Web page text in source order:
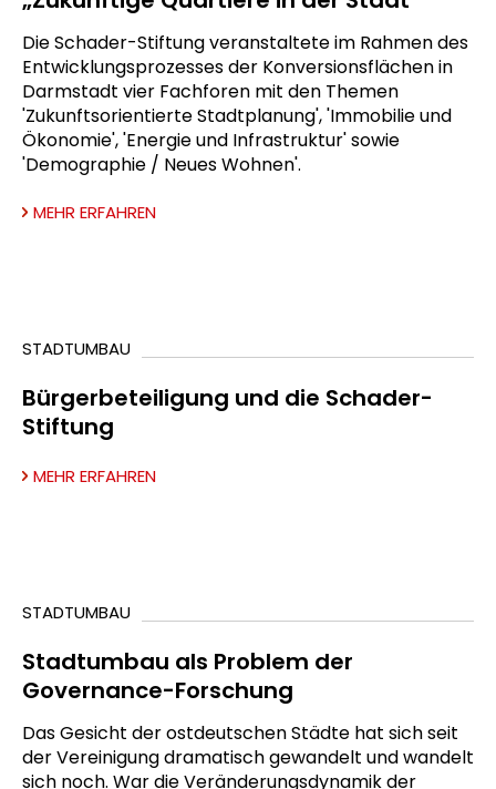
Die Schader-Stiftung veranstaltete im Rahmen des
Entwicklungsprozesses der Konversionsflächen in
Darmstadt vier Fachforen mit den Themen
'Zukunftsorientierte Stadtplanung', 'Immobilie und
Ökonomie', 'Energie und Infrastruktur' sowie
'Demographie / Neues Wohnen'.
MEHR ERFAHREN
STADTUMBAU
Bürgerbeteiligung und die Schader-
Stiftung
MEHR ERFAHREN
STADTUMBAU
Stadtumbau als Problem der
Governance-Forschung
Das Gesicht der ostdeutschen Städte hat sich seit
der Vereinigung dramatisch gewandelt und wandelt
sich noch. War die Veränderungsdynamik der